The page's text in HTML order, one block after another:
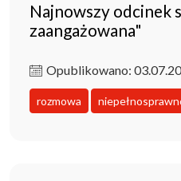
Najnowszy odcinek
zaangażowana"
Opublikowano:
rozmowa